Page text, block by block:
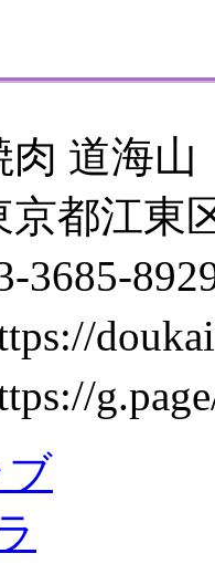
道海山
江東区
g.page/